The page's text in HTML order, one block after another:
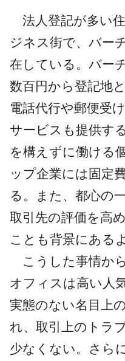
法人登記が多い
ジネス街で、バー
在している。バー
数百円から登記地
電話代行や郵便受
サービスも提供す
を構えずに働ける
ップ企業には固定
る。また、都心の
取引先の評価を高
ことも背景にある
こうした事情か
オフィスは高い人
実態のない名目上
れ、取引上のトラ
少なくない。さら